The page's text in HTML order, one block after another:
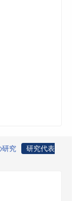
研究
研究代表